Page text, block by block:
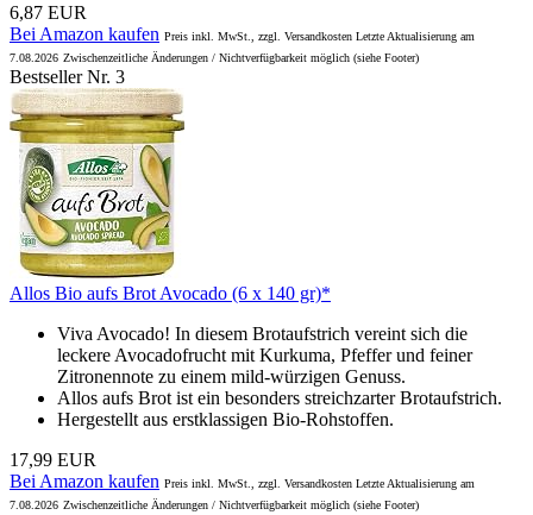
6,87 EUR
Bei Amazon kaufen Preis inkl. MwSt., zzgl. Versandkosten Letzte Aktualisierung am
7.08.2026 Zwischenzeitliche Änderungen / Nichtverfügbarkeit möglich (siehe Footer)
Bestseller Nr. 3
Allos Bio aufs Brot Avocado (6 x 140 gr)*
Viva Avocado! In diesem Brotaufstrich vereint sich die
leckere Avocadofrucht mit Kurkuma, Pfeffer und feiner
Zitronennote zu einem mild-würzigen Genuss.
Allos aufs Brot ist ein besonders streichzarter Brotaufstrich.
Hergestellt aus erstklassigen Bio-Rohstoffen.
17,99 EUR
Bei Amazon kaufen Preis inkl. MwSt., zzgl. Versandkosten Letzte Aktualisierung am
7.08.2026 Zwischenzeitliche Änderungen / Nichtverfügbarkeit möglich (siehe Footer)